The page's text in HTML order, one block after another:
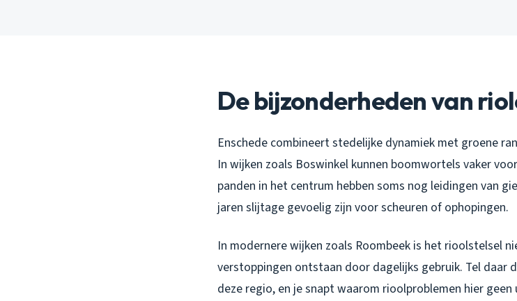
De bijzonderheden van
Enschede combineert stedelijke dynamiek met groene
In wijken zoals Boswinkel kunnen boomwortels vaker
panden in het centrum hebben soms nog leidingen van
jaren slijtage gevoelig zijn voor scheuren of ophopingen.
In modernere wijken zoals Roombeek is het rioolstelsel
verstoppingen ontstaan door dagelijks gebruik. Tel daar
deze regio, en je snapt waarom rioolproblemen hier